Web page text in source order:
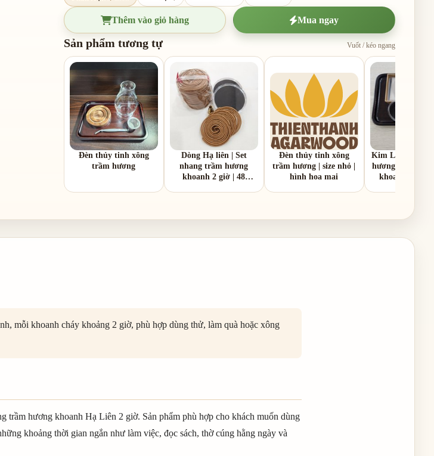
Thêm vào giỏ hàng Mua ngay
Sản phẩm tương tự Vuốt / kéo ngang
Đèn thủy tinh xông
trầm hương
Dòng Hạ liên | Set
nhang trầm hương
khoanh 2 giờ | 48
Đèn thủy tinh xông
trầm hương | size nhỏ |
hình hoa mai
Kim Liên |
hương khoanh 4
khoanh |
mỗi khoanh cháy khoảng 2 giờ, phù hợp dùng thử, làm quà hoặc xông
trầm hương khoanh Hạ Liên 2 giờ. Sản phẩm phù hợp cho khách muốn dùng
khoảng thời gian ngắn như làm việc, đọc sách, thờ cúng hằng ngày và